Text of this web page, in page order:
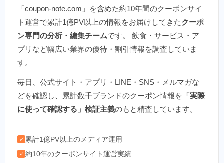
「coupon-note.com」を含めた約10年間のクーポンサイ
ト運営で累計1億PV以上の情報をお届けしてきたクーポ
ン専門の分析・編集チームです。 飲食・サービス・ア
プリなど幅広い業界の優待・割引情報を調査していま
す。
毎日、公式サイト・アプリ・LINE・SNS・メルマガな
どを確認し、累計数千ブランドのクーポン情報を 「実際
に使って確認する」検証主義のもと精査しています。
✓ 累計1億PV以上のメディア運用
✓ 約10年のクーポンサイト運営実績